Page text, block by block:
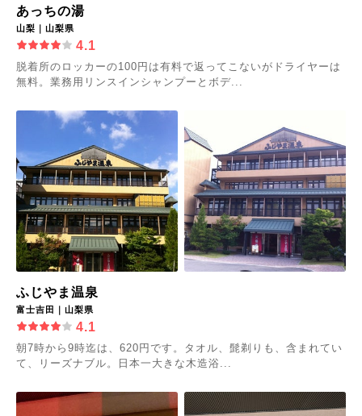
あっちの湯
山梨｜山梨県
4.1
脱着所のロッカーの100円は有料で返ってこないがドライヤーは
無料。業務用リンスインシャンプーとボデ...
ふじやま温泉
富士吉田｜山梨県
4.1
朝7時から9時迄は、620円です。タオル、髭剃りも、含まれてい
て、リーズナブル。日本一大きな木造浴...